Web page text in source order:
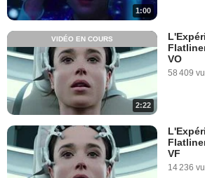
1:00
2:22
VIDÉO EN COURS
VO
58 409
VF
14 236